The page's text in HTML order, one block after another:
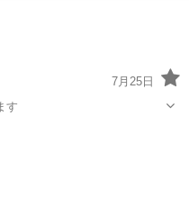
ラインドでしたが、急遽転
7月25日
す